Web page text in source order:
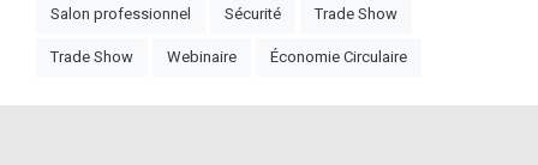
Salon professionnel
Sécurité
Trade Show
Trade Show
Webinaire Économie Circulaire